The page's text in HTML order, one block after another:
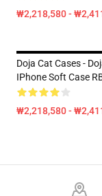
₩2,218,580 -
Doja Cat Cases -
IPhone Soft Case
₩2,218,580 -